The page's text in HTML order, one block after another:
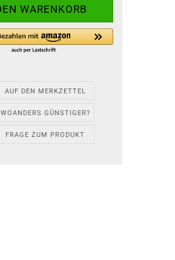
AUF DEN MERKZETTEL
WOANDERS GÜNSTIGER?
FRAGE ZUM PRODUKT